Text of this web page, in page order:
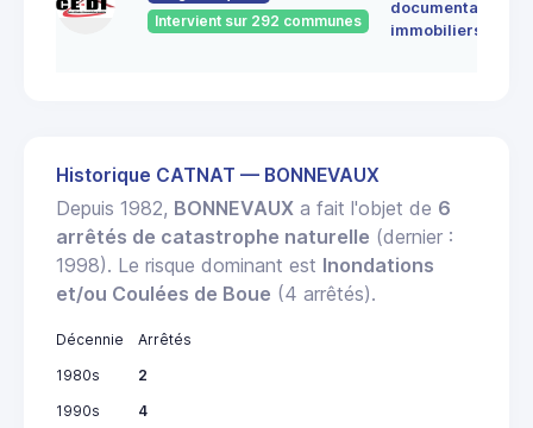
Intervient sur 292 communes
documentation
immobiliers
Historique CATNAT — BONNEVAUX
Depuis 1982, BONNEVAUX a fait l'objet de 6
arrêtés de catastrophe naturelle (dernier :
1998). Le risque dominant est Inondations
et/ou Coulées de Boue (4 arrêtés).
Décennie
Arrêtés
1980s
2
1990s
4